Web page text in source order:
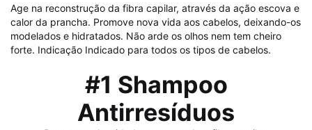
Age na reconstrução da fibra capilar, através da ação escova e
calor da prancha. Promove nova vida aos cabelos, deixando-os
modelados e hidratados. Não arde os olhos nem tem cheiro
forte. Indicação Indicado para todos os tipos de cabelos.
#1 Shampoo
Antirresíduos